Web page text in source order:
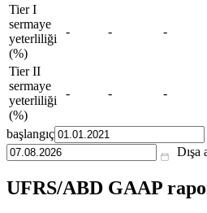
Tier I
sermaye
yeterliliği
(%)
- - -
Tier II
sermaye
yeterliliği
(%)
- - -
başlangıç
Dışa
UFRS/ABD GAAP